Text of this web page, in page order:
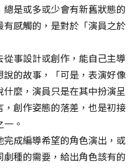
是或多或少會有新舊狀態的
感觸的，是對於「演員之於
事設計或創作，能自己主導
的故事，「可是，表演好像
麼，演員只是在其中扮演呈
創作姿態的落差，也是初接
。
成編導希望的角色演出，或
種的需要，給出角色該有的